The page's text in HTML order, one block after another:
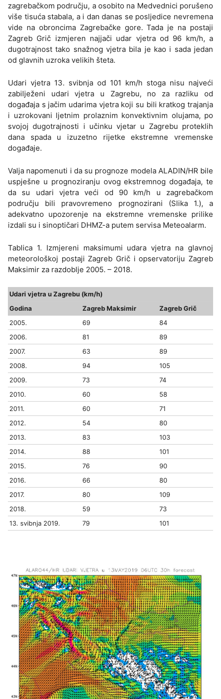
zagrebačkom području, a osobito na Medvednici porušeno
više tisuća stabala, a i dan danas se posljedice nevremena
vide na obroncima Zagrebačke gore. Tada je na postaji
Zagreb Grič izmjeren najjači udar vjetra od 96 km/h, a
dugotrajnost tako snažnog vjetra bila je kao i sada jedan
od glavnih uzroka velikih šteta.
Udari vjetra 13. svibnja od 101 km/h stoga nisu najveći
zabilježeni udari vjetra u Zagrebu, no za razliku od
događaja s jačim udarima vjetra koji su bili kratkog trajanja
i uzrokovani ljetnim prolaznim konvektivnim olujama, po
svojoj dugotrajnosti i učinku vjetar u Zagrebu proteklih
dana spada u izuzetno rijetke ekstremne vremenske
događaje.
Valja napomenuti i da su prognoze modela ALADIN/HR bile
uspješne u prognoziranju ovog ekstremnog događaja, te
da su udari vjetra veći od 90 km/h u zagrebačkom
području bili pravovremeno prognozirani (Slika 1.), a
adekvatno upozorenje na ekstremne vremenske prilike
izdali su i sinoptičari DHMZ-a putem servisa Meteoalarm.
Tablica 1. Izmjereni maksimumi udara vjetra na glavnoj
meteorološkoj postaji Zagreb Grič i opservatoriju Zagreb
Maksimir za razdoblje 2005. – 2018.
Udari vjetra u Zagrebu (km/h)
Godina
Zagreb Maksimir
Zagreb Grič
2005.
69
84
2006.
81
89
2007.
63
89
2008.
94
105
2009.
73
74
2010.
60
58
2011.
60
71
2012.
54
80
2013.
83
103
2014.
88
101
2015.
76
90
2016.
66
80
2017.
80
109
2018.
59
73
13. svibnja 2019.
79 101